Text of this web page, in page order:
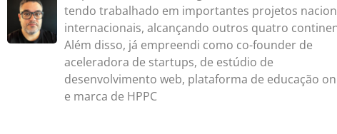
tendo trabalhado em importantes projetos
internacionais, alcançando outros quatro
Além disso, já empreendi como co-founder de
aceleradora de startups, de estúdio de
desenvolvimento web, plataforma de educação
e marca de HPPC